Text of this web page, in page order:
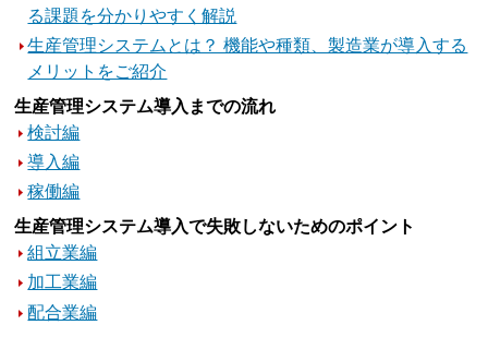
る課題を分かりやすく解説
生産管理システムとは？ 機能や種類、製造業が導入する
メリットをご紹介
生産管理システム導入までの流れ
検討編
導入編
稼働編
生産管理システム導入で失敗しないためのポイント
組立業編
加工業編
配合業編